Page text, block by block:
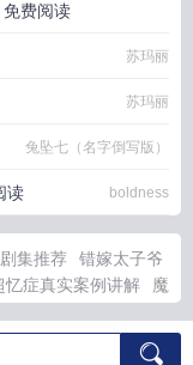
费阅读
兔坠七（名字倒写版）
苏玛丽
苏玛丽
兔坠七（名字倒写版）
读 boldness
集推荐
错嫁太子爷
忆症真实案例讲解
魔
乱世逐鹿安装最新版